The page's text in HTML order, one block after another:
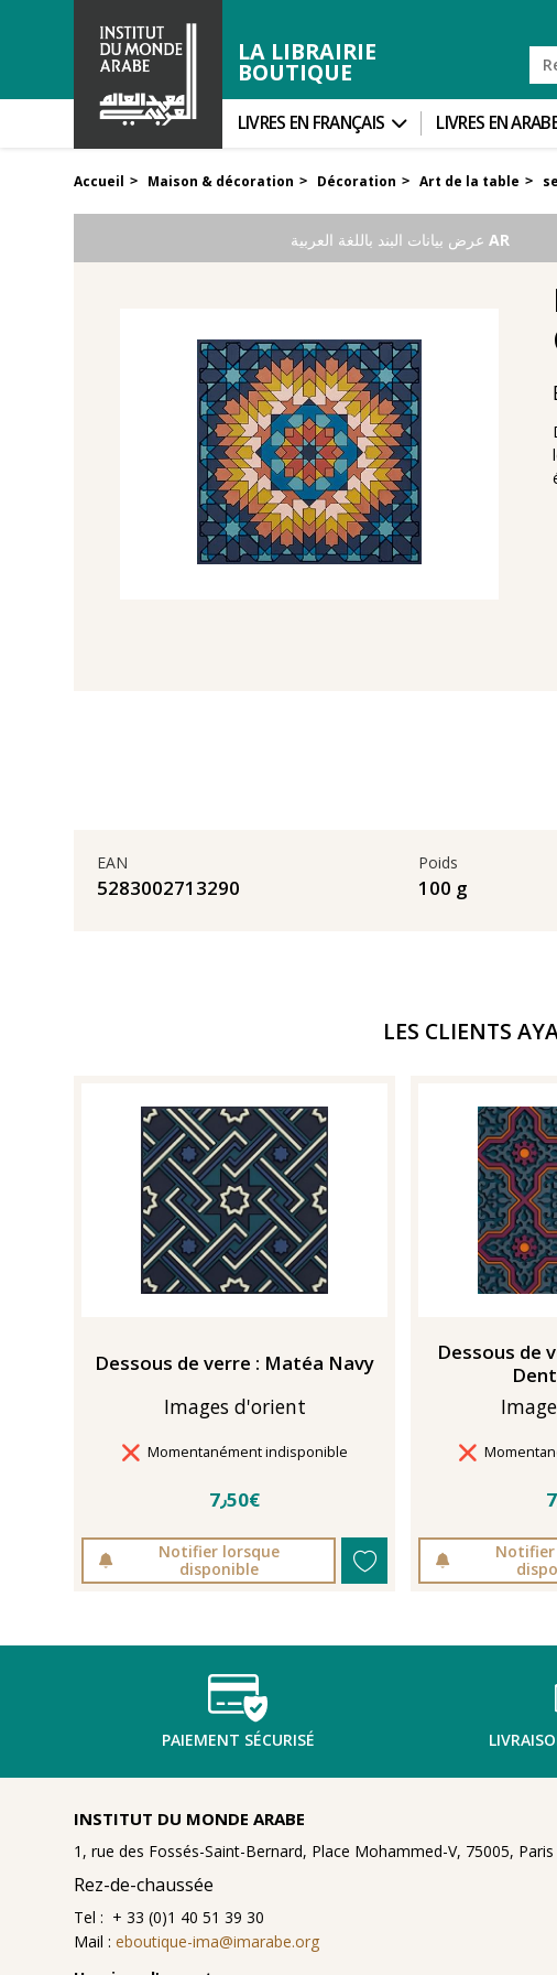
LA LIBRAIRIE
BOUTIQUE
LIVRES EN FRANÇAIS LIVRES EN
Accueil > Maison & décoration > Décoration > Art de la table >
ARعرض بيانات البند باللغة العربية
EAN
5283002713290
Poids
100 g
LES CLIENTS
Dessous de verre : Matéa Navy
Images d'orient
Délais de livraison
Momentanément indisponible
7٫50€
Notifier lorsque
disponible
Dessous de
Délais de
PAIEMENT SÉCURISÉ
INSTITUT DU MONDE ARABE
1, rue des Fossés-Saint-Bernard, Place Mohammed-V, 75005, Paris
Rez-de-chaussée
Tel : + 33 (0)1 40 51 39 30
Mail :eboutique-ima@imarabe.org